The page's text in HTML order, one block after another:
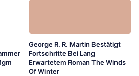
George R. R. Martin Bestätigt
Fortschritte Bei Lang
Erwartetem Roman The Winds
Of Winter